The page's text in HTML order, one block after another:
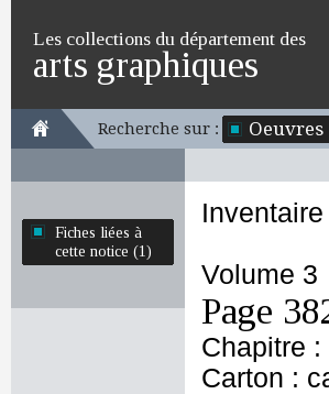
Les collections du département des
arts graphiques
Recherche sur : Oeuvres
Fiches liées à
cette notice (1)
Volume 3
Page
Chapitre
Carton :